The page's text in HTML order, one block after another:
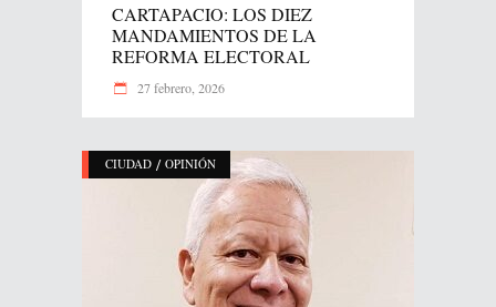
CARTAPACIO: LOS DIEZ
MANDAMIENTOS DE LA
REFORMA ELECTORAL
27 febrero, 2026
CIUDAD / OPINIÓN